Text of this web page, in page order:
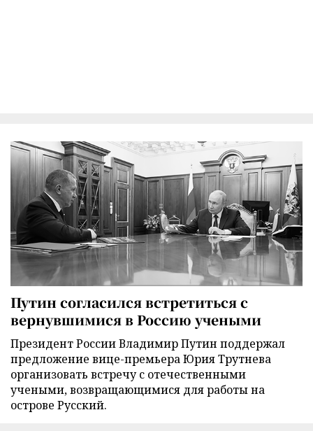
Путин согласился встретиться с
вернувшимися в Россию учеными
Президент России Владимир Путин поддержал
предложение вице-премьера Юрия Трутнева
организовать встречу с отечественными
учеными, возвращающимися для работы на
острове Русский.